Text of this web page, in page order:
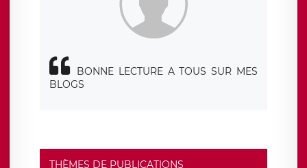
BONNE LECTURE A TOUS SUR MES
BLOGS
THÈMES DE PUBLICATIONS